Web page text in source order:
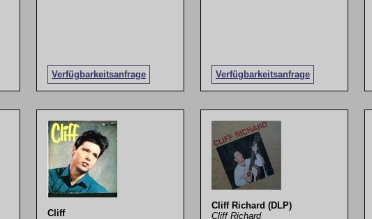
Verfügbarkeitsanfrage Verfügbarkeitsanfrage
Cliff
Cliff Richard (DLP)
Cliff Richard